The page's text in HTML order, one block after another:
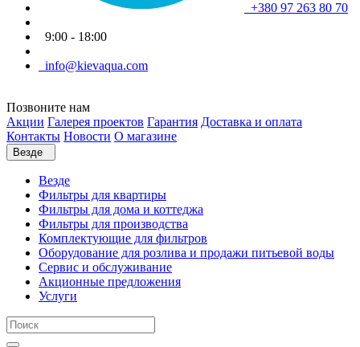
+380 97 263 80 70
9:00 - 18:00
info@kievaqua.com
Позвоните нам
Акции Галерея проектов Гарантия Доставка и оплата
Контакты Новости О магазине
Везде
Везде
Фильтры для квартиры
Фильтры для дома и коттеджа
Фильтры для производства
Комплектующие для фильтров
Оборудование для розлива и продажи питьевой воды
Сервис и обслуживание
Акционные предложения
Услуги